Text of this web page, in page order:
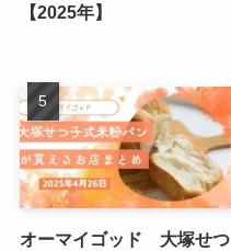
【2025年】
オーマイゴッド 大塚せつ